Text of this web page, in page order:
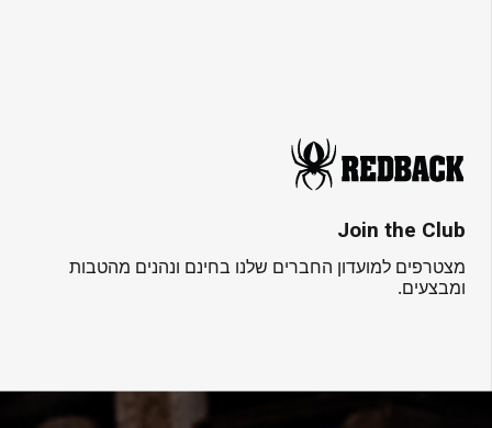
Join the Club
מצטרפים למועדון החברים שלנו בחינם ונהנים מהטבות
ומבצעים.